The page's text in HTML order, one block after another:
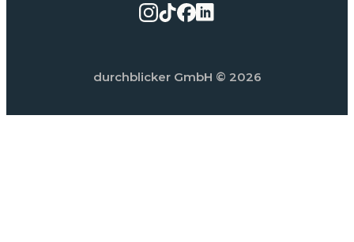
durchblicker GmbH © 2026